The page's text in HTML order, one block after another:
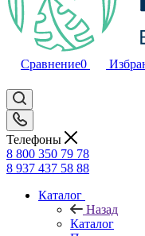
Сравнение0
Телефоны
8 800 350 79 78
8 937 437 58 88
Каталог
Назад
Каталог